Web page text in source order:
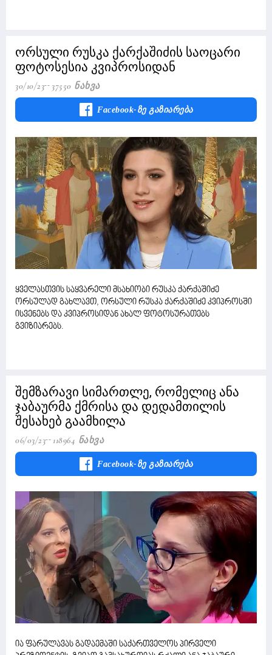
ორსული რუსკა ქარქაშიძის საოცარი
ფოტოსესია კვიპროსიდან
30/10/23 37550 Ნახვა
Facebook-Ზე Გაზიარება
ყველასთვის საყვარელი მსახიობი რუსკა ქარქაშიძე
ორსულად გახლავთ, ორსული რუსკა ქარქაშიძე კვიპროსში
ისვენებს და კვიპროსიდან ახალ ფოტოსურათებს
გვიზიარებს.
შემზარავი სიმართლე, რომელიც ანა
ჯაბაურმა ქმრისა და დედამთილის
შესახებ გაამხილა
06/03/23 118964 Ნახვა
Facebook-Ზე Გაზიარება
ია ფარულავას გადაემაში საქართველოს პირველი